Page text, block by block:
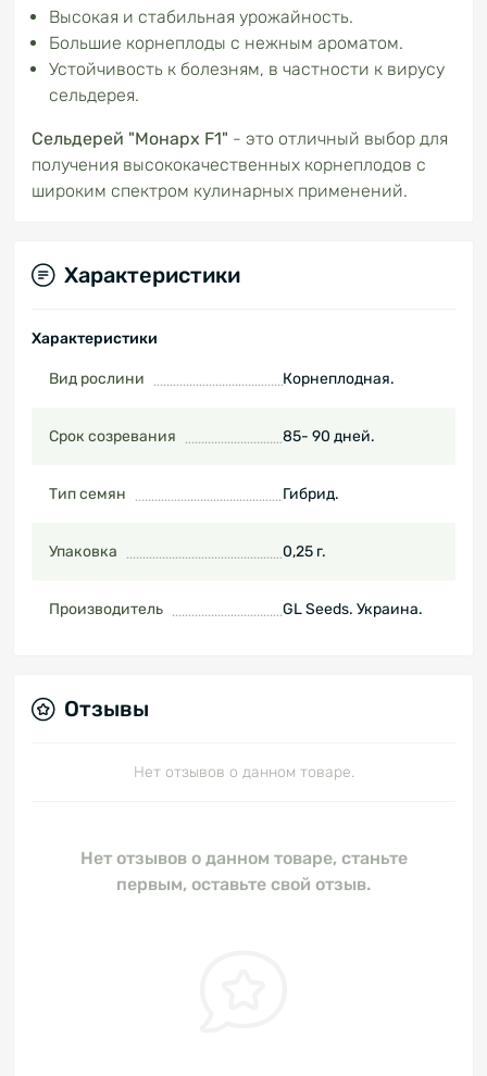
Высокая и стабильная урожайность.
Большие корнеплоды с нежным ароматом.
Устойчивость к болезням, в частности к вирусу
сельдерея.
Сельдерей "Монарх F1" - это отличный выбор для
получения высококачественных корнеплодов с
широким спектром кулинарных применений.
Характеристики
Характеристики
Вид рослини Корнеплодная.
Срок созревания 85- 90 дней.
Тип семян Гибрид.
Упаковка 0,25 г.
Производитель GL Seeds. Украина.
Отзывы
Нет отзывов о данном товаре.
Нет отзывов о данном товаре, станьте
первым, оставьте свой отзыв.